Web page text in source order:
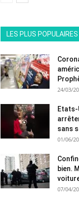
LES PLUS POPULAIRES
24/03/
Etats-
sans
01/06/
bien.
07/04/